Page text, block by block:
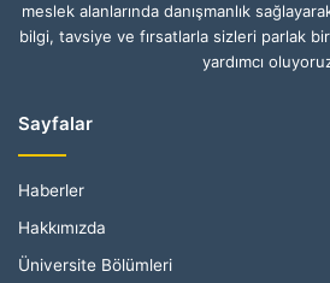
meslek alanlarında danışmanlık
bilgi, tavsiye ve fırsatlarla sizleri parlak
yardımcı
Sayfalar
Haberler
Hakkımızda
Üniversite Bölümleri